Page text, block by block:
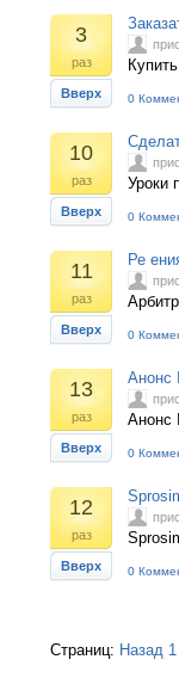
3
раз
Вверх 0
10
раз
Вверх
Уроки
0
11
раз
Вверх
Ре
0
13
раз
Вверх
Анонс
Анонс
0
12
раз
Вверх 0
Страниц: Назад 1